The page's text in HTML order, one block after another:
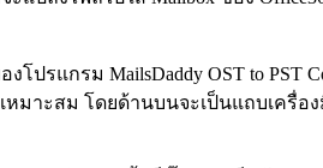
โปรแกรม MailsDaddy OST to PST
หมาะสม โดยด้านบนจะเป็นแถบเครื่